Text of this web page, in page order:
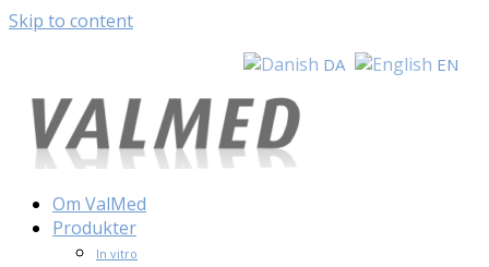
Skip to content
DA EN
Om ValMed
Produkter
In vitro